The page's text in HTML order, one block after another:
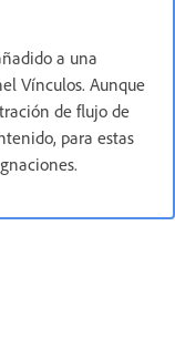
a una
Vínculos. Aunque
de flujo de
para estas